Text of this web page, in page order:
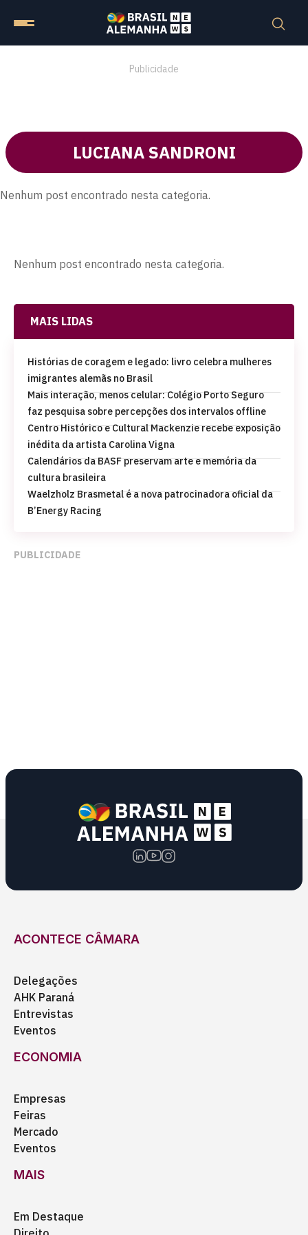
Publicidade
LUCIANA SANDRONI
Nenhum post encontrado nesta categoria.
Nenhum post encontrado nesta categoria.
MAIS LIDAS
Histórias de coragem e legado: livro celebra mulheres
imigrantes alemãs no Brasil
Mais interação, menos celular: Colégio Porto Seguro
faz pesquisa sobre percepções dos intervalos offline
Centro Histórico e Cultural Mackenzie recebe exposição
inédita da artista Carolina Vigna
Calendários da BASF preservam arte e memória da
cultura brasileira
Waelzholz Brasmetal é a nova patrocinadora oficial da
B’Energy Racing
PUBLICIDADE
ACONTECE CÂMARA
Delegações
AHK Paraná
Entrevistas
Eventos
ECONOMIA
Empresas
Feiras
Mercado
Eventos
MAIS
Em Destaque